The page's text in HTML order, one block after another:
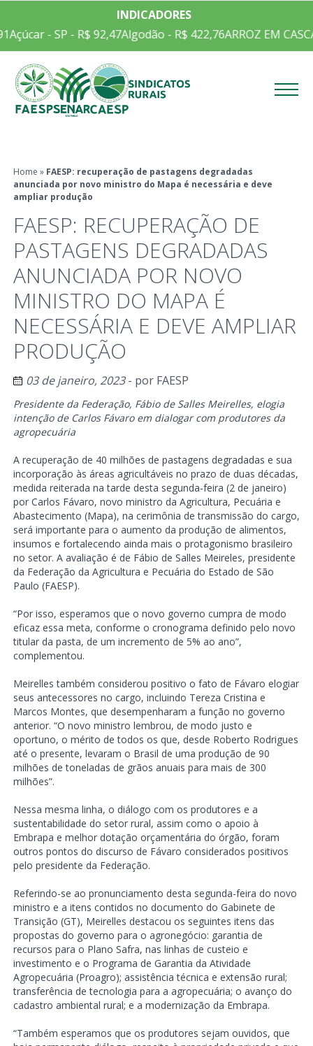
INDICADORES
Açúcar - SP - R$ 92,47Algodão - R$ 422,76ARROZ EM
Home » FAESP: recuperação de pastagens degradadas
anunciada por novo ministro do Mapa é necessária e deve
ampliar produção
FAESP: RECUPERAÇÃO DE
PASTAGENS DEGRADADAS
ANUNCIADA POR NOVO
MINISTRO DO MAPA É
NECESSÁRIA E DEVE AMPLIAR
PRODUÇÃO
03 de janeiro, 2023- por FAESP
Presidente da Federação, Fábio de Salles Meirelles, elogia
intenção de Carlos Fávaro em dialogar com produtores da
agropecuária
A recuperação de 40 milhões de pastagens degradadas e sua
incorporação às áreas agricultáveis no prazo de duas décadas,
medida reiterada na tarde desta segunda-feira (2 de janeiro)
por Carlos Fávaro, novo ministro da Agricultura, Pecuária e
Abastecimento (Mapa), na cerimônia de transmissão do cargo,
será importante para o aumento da produção de alimentos,
insumos e fortalecendo ainda mais o protagonismo brasileiro
no setor. A avaliação é de Fábio de Salles Meireles, presidente
da Federação da Agricultura e Pecuária do Estado de São
Paulo (FAESP).
“Por isso, esperamos que o novo governo cumpra de modo
eficaz essa meta, conforme o cronograma definido pelo novo
titular da pasta, de um incremento de 5% ao ano”,
complementou.
Meirelles também considerou positivo o fato de Fávaro elogiar
seus antecessores no cargo, incluindo Tereza Cristina e
Marcos Montes, que desempenharam a função no governo
anterior. “O novo ministro lembrou, de modo justo e
oportuno, o mérito de todos os que, desde Roberto Rodrigues
até o presente, levaram o Brasil de uma produção de 90
milhões de toneladas de grãos anuais para mais de 300
milhões”.
Nessa mesma linha, o diálogo com os produtores e a
sustentabilidade do setor rural, assim como o apoio à
Embrapa e melhor dotação orçamentária do órgão, foram
outros pontos do discurso de Fávaro considerados positivos
pelo presidente da Federação.
Referindo-se ao pronunciamento desta segunda-feira do novo
ministro e a itens contidos no documento do Gabinete de
Transição (GT), Meirelles destacou os seguintes itens das
propostas do governo para o agronegócio: garantia de
recursos para o Plano Safra, nas linhas de custeio e
investimento e o Programa de Garantia da Atividade
Agropecuária (Proagro); assistência técnica e extensão rural;
transferência de tecnologia para a agropecuária; o avanço do
cadastro ambiental rural; e a modernização da Embrapa.
“Também esperamos que os produtores sejam ouvidos, que